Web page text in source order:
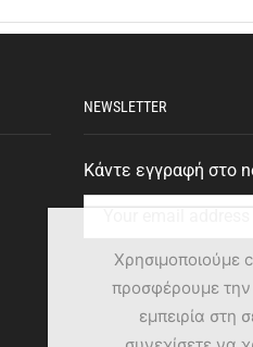
NEWSLETTER
Κάντε εγγραφή στο
Χρησιμοποιούμε
προσφέρουμε
εμπειρία στη